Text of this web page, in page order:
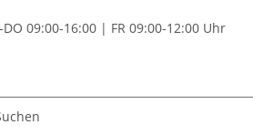
DO 09:00-16:00 | FR 09:00-12:00 Uhr